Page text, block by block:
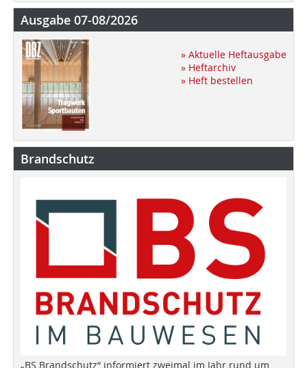
Ausgabe 07-08/2026
» Aktuelle Heftausgabe
» Heftarchiv
» Heft bestellen
Brandschutz
„BS Brandschutz“ informiert zweimal im Jahr rund um